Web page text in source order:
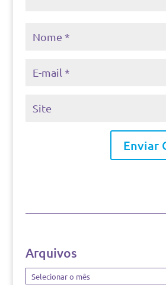
Arquivos
Arquivos